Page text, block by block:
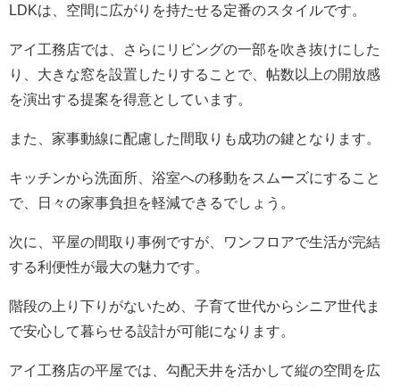
LDKは、空間に広がりを持たせる定番のスタイルです。
アイ工務店では、さらにリビングの一部を吹き抜けにした
り、大きな窓を設置したりすることで、帖数以上の開放感
を演出する提案を得意としています。
また、家事動線に配慮した間取りも成功の鍵となります。
キッチンから洗面所、浴室への移動をスムーズにすること
で、日々の家事負担を軽減できるでしょう。
次に、平屋の間取り事例ですが、ワンフロアで生活が完結
する利便性が最大の魅力です。
階段の上り下りがないため、子育て世代からシニア世代ま
で安心して暮らせる設計が可能になります。
アイ工務店の平屋では、勾配天井を活かして縦の空間を広